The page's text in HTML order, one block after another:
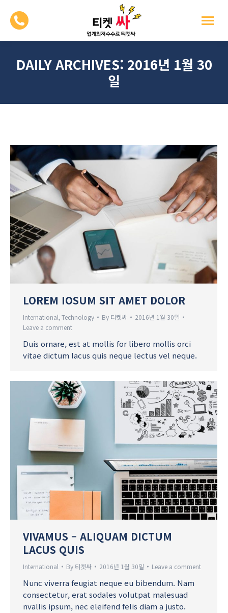
DAILY ARCHIVES: 2016년 1월 30
일
LOREM IOSUM SIT AMET DOLOR
International,Technology By 티켓싸
2016년 1월 30일
Leave a comment
Duis ornare, est at mollis for libero mollis orci
vitae dictum lacus quis neque lectus vel neque.
VIVAMUS – ALIQUAM DICTUM
LACUS QUIS
International By 티켓싸 2016년 1월 30일 Leave a comment
Nunc viverra feugiat neque eu bibendum. Nam
consectetur, erat sodales volutpat malesuad
nvallis ipsum, nec eleifend felis diam a justo.